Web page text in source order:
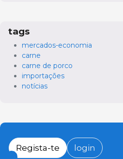
tags
mercados-economia
carne
carne de porco
importações
notícias
Regista-te login